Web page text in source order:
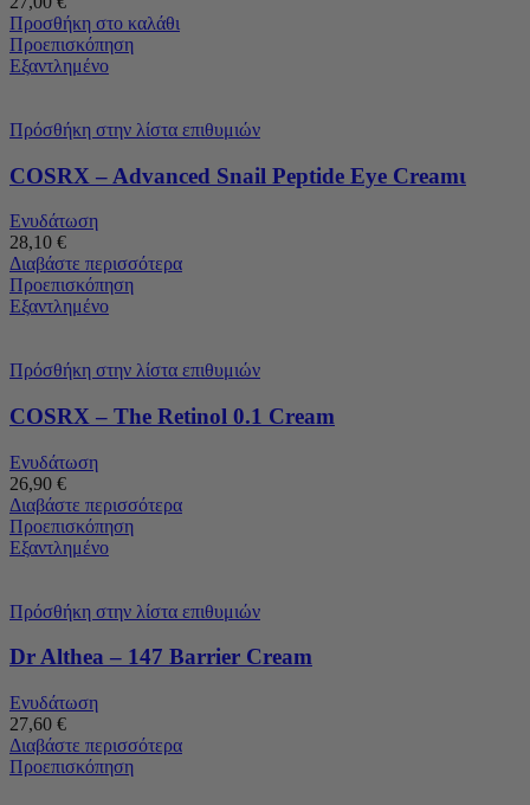
Προσθήκη στο καλάθι
Προεπισκόπηση
Εξαντλημένο
Πρόσθήκη στην λίστα επιθυμιών
COSRX – Advanced Snail Peptide Eye Creamι
Ενυδάτωση
28,10 €
Διαβάστε περισσότερα
Προεπισκόπηση
Εξαντλημένο
Πρόσθήκη στην λίστα επιθυμιών
COSRX – The Retinol 0.1 Cream
Ενυδάτωση
26,90 €
Διαβάστε περισσότερα
Προεπισκόπηση
Εξαντλημένο
Πρόσθήκη στην λίστα επιθυμιών
Dr Althea – 147 Barrier Cream
Ενυδάτωση
27,60 €
Διαβάστε περισσότερα
Προεπισκόπηση